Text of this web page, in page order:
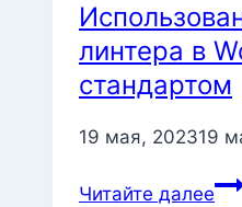
линтера в
стандартом
19 мая, 202319
Читайте далее